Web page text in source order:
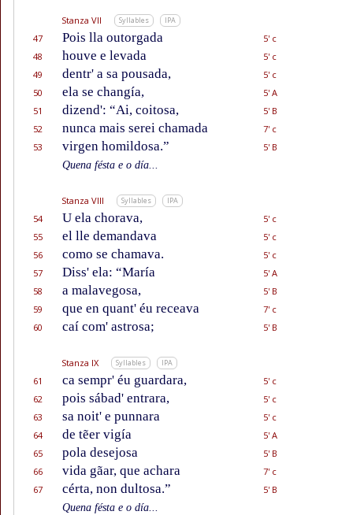
Stanza VII Syllables IPA
47 Pois lla outorgada
5' c
48
houve e levada
5' c
49
dentr' a sa pousada,
5' c
50
ela se changía,
5' A
51
dizend': “Ai, coitosa,
5' B
52
nunca mais serei chamada
7' c
53
virgen homildosa.”
5' B
Quena fésta e o día...
Stanza VIII Syllables IPA
54 U ela chorava,
5' c
55
el lle demandava
5' c
56
como se chamava.
5' c
57
Diss' ela: “María
5' A
58
a malavegosa,
5' B
59
que en quant' éu receava
7' c
60
caí com' astrosa; 5' B
Stanza IX Syllables IPA
61 ca sempr' éu guardara,
5' c
62
pois sábad' entrara,
5' c
63
sa noit' e punnara
5' c
64
de tẽer vigía
5' A
65
pola desejosa
5' B
66
vida gãar, que achara
7' c
67
cérta, non dultosa.”
5' B
Quena fésta e o día...